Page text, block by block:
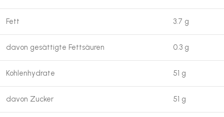
Fett 3.7 g
davon gesättigte Fettsäuren 0.3 g
Kohlenhydrate 51 g
davon Zucker 51 g